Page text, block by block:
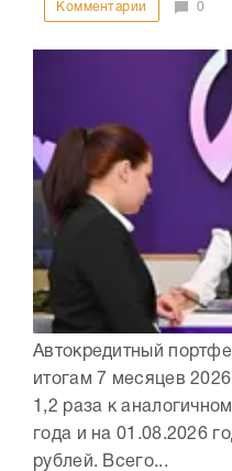
Комментарии 0
Автокредитный
итогам 7 месяцев
1,2 раза к
года и на 01.08.2026
рублей. Всего...